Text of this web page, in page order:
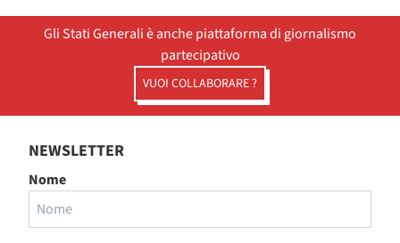
Gli Stati Generali è anche piattaforma di giornalismo
partecipativo
VUOI COLLABORARE ?
NEWSLETTER
Nome